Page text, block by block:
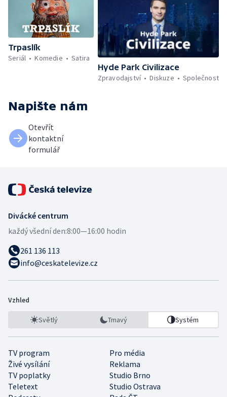
Trpaslík
Seriál
Komedie
Satira
Hyde Park Civilizace
Zpravodajství
Diskuze Společnost
Napište nám
Otevřít
kontaktní
formulář
Divácké centrum
každý všední den:8:00—16:00 hodin
261 136 113
info@ceskatelevize.cz
Vzhled
Světlý Tmavý Systém
TV program
Pro média
Živé vysílání
Reklama
TV poplatky
Studio Brno
Teletext
Studio Ostrava